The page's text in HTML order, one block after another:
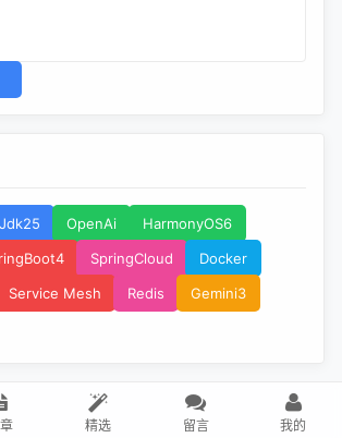
精选 留言 我的
Jdk25 OpenAi
HarmonyOS6
SpringCloud
Docker
Service Mesh Redis
Gemini3